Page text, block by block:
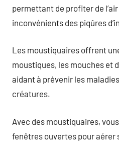
permettant de profiter de
inconvénients des piqûres
Les moustiquaires offrent
moustiques, les mouches et
aidant à prévenir les
créatures.
Avec des moustiquaires,
fenêtres ouvertes pour aérer